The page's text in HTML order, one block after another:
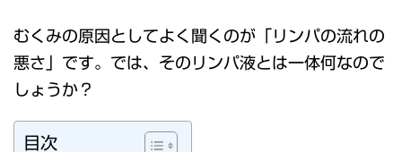
むくみの原因としてよく聞くのが「リンパの流れの
悪さ」です。では、そのリンパ液とは一体何なので
しょうか？
目次